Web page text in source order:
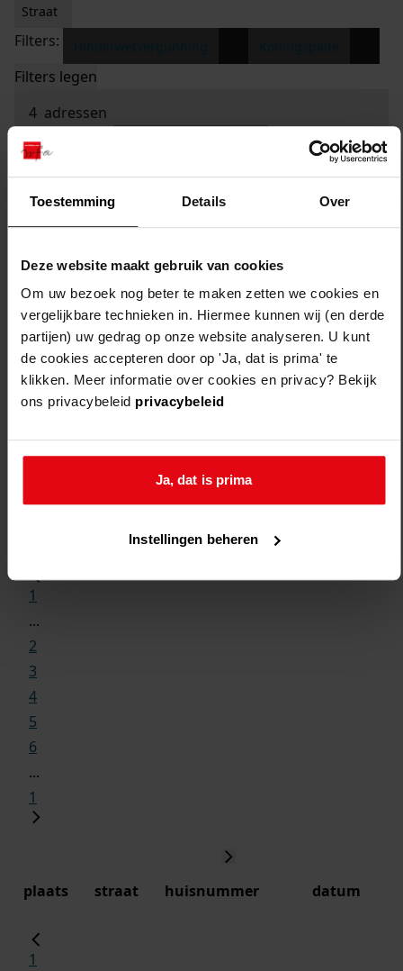
Toestemming Details Over
Deze website maakt gebruik van cookies
Om uw bezoek nog beter te maken zetten we cookies en
vergelijkbare technieken in. Hiermee kunnen wij (en derde
partijen) uw gedrag op onze website analyseren. U kunt
de cookies accepteren door op 'Ja, dat is prima' te
klikken. Meer informatie over cookies en privacy? Bekijk
ons privacybeleid privacybeleid
Ja, dat is prima
Instellingen beheren
Straat
Filters:
Filters legen
4 adressen
sorteren op:
1
...
2
3
4
5
6
...
1
plaats straat huisnummer datum
1